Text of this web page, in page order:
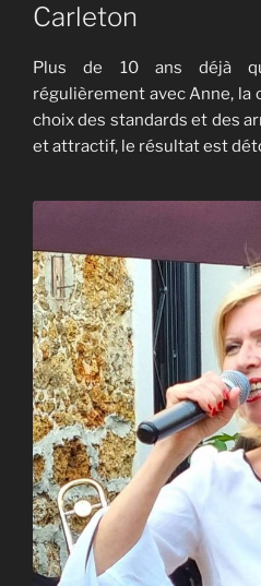
Carleton
Plus de 10 ans déjà
régulièrement avec Anne, la
choix des standards et des
et attractif, le résultat est